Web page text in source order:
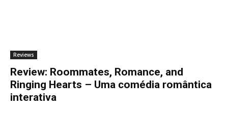
Reviews
Review: Roommates, Romance, and
Ringing Hearts – Uma comédia romântica
interativa